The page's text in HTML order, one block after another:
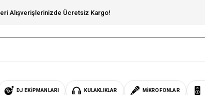
Alışverişlerinizde Ücretsiz Kargo!
DJ EKIPMANLARI KULAKLIKLAR MIKROFONLAR